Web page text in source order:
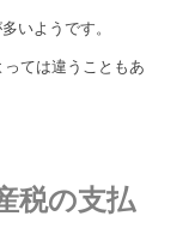
いようです。
ては違うこともあ
税の支払